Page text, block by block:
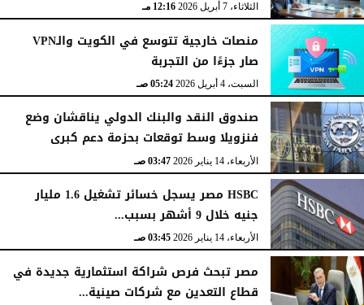
الثلاثاء، 7 أبريل 2026 12:16 مـ
منصات خارجية تتوسع في الكويت والـVPN
صار جزءًا من التجربة
السبت، 4 أبريل 2026 05:24 صـ
صندوق النقد والبنك الدولي يناقشان وضع
فنزويلا وسط توقعات بحزمة دعم كبرى
الأربعاء، 14 يناير 2026 03:47 صـ
HSBC مصر يسجل خسائر تشغيل 1.6 مليار
جنيه خلال 9 أشهر بسبب...
الأربعاء، 14 يناير 2026 03:45 صـ
مصر تبحث فرص شراكة استثمارية جديدة في
قطاع التعدين مع شركات صينية...